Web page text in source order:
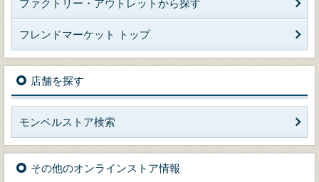
ファクトリー・アウトレットから探す
フレンドマーケット トップ
店舗を探す
モンベルストア検索
その他のオンラインストア情報